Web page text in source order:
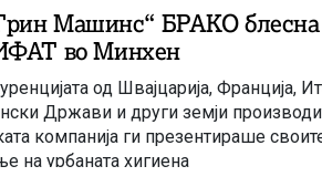
Машинс“ БРАКО
во Минхен
од Швајцарија, Франција,
Држави и други земји
компанија ги презентираше
на урбаната хигиена